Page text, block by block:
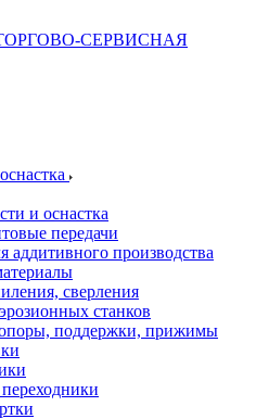
и оснастка
передачи
аддитивного производства
сверления
станков
поддержки, прижимы